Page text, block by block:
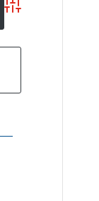
Búsqueda avanzada